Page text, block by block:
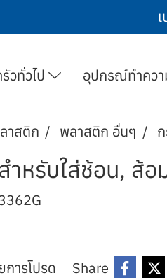
รัวทั่วไป อุปกรณ์ทำควา
าสติก พลาสติก อื่นๆ
ำหรับใส่ช้อน, ส้อ
การโปรด Share